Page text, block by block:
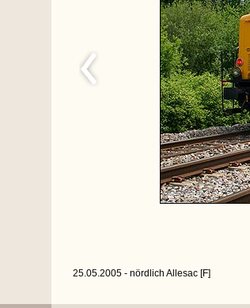
25.05.2005 - nördlich Allesac [F]